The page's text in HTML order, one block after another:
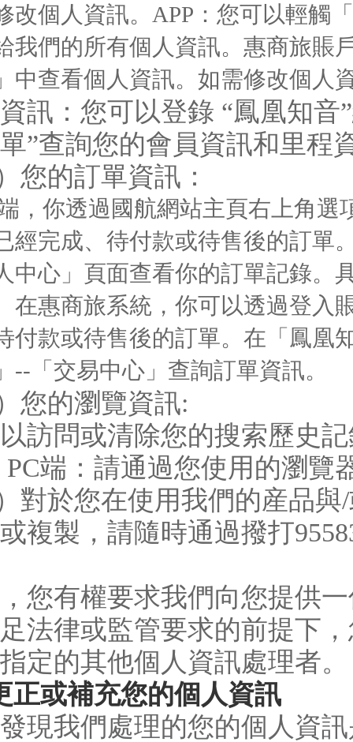
改個人資訊。APP：您可以輕觸
我們的所有個人資訊。惠商旅賬
中查看個人資訊。如需修改個人
訊：您可以登錄 “鳳凰知音
”查詢您的會員資訊和里程
您的訂單資訊：
，你透過國航網站主頁右上角
經完成、待付款或待售後的訂單
中心」頁面查看你的訂單記錄。
在惠商旅系統，你可以透過登入
付款或待售後的訂單。在「鳳凰
--「交易中心」查詢訂單資訊。
您的瀏覽資訊:
訪問或清除您的搜索歷史
PC端：請通過您使用的瀏覽
對於您在使用我們的産品
複製，請隨時通過撥打
您有權要求我們向您提供
法律或監管要求的前提下
定的其他個人資訊處理者。
正或補充您的個人資訊
現我們處理的您的個人資